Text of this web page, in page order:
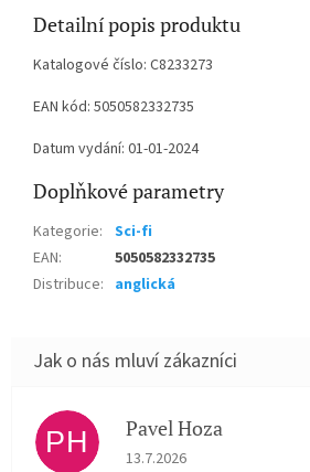
Detailní popis produktu
Katalogové číslo: C8233273
EAN kód: 5050582332735
Datum vydání: 01-01-2024
Doplňkové parametry
Kategorie: Sci-fi
EAN:
5050582332735
Distribuce: anglická
PH Pavel Hoza
Hodnocení obchodu je 5 z 5
13.7.2026